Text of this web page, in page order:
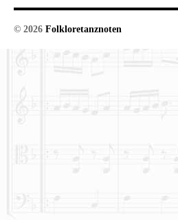
© 2026 Folkloretanznoten